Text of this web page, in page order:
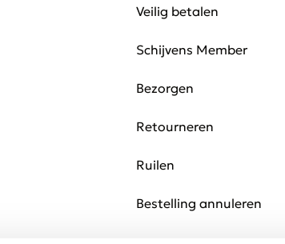
Veilig betalen
Schijvens Member
Bezorgen
Retourneren
Ruilen
Bestelling annuleren